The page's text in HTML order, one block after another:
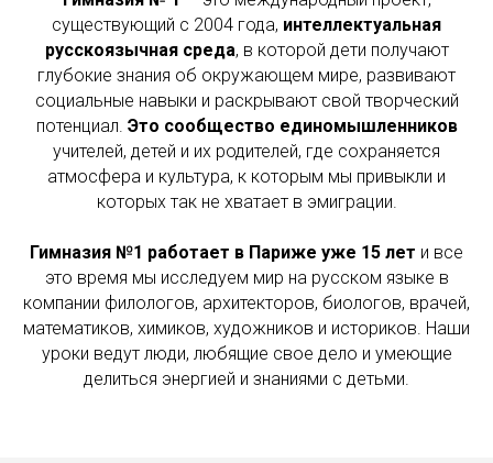
существующий с 2004 года, интеллектуальная
русскоязычная среда, в которой дети получают
глубокие знания об окружающем мире, развивают
социальные навыки и раскрывают свой творческий
потенциал. Это сообщество единомышленников
учителей, детей и их родителей, где сохраняется
атмосфера и культура, к которым мы привыкли и
которых так не хватает в эмиграции.
Гимназия №1 работает в Париже уже 15 лет и все
это время мы исследуем мир на русском языке в
компании филологов, архитекторов, биологов, врачей,
математиков, химиков, художников и историков. Наши
уроки ведут люди, любящие свое дело и умеющие
делиться энергией и знаниями с детьми.